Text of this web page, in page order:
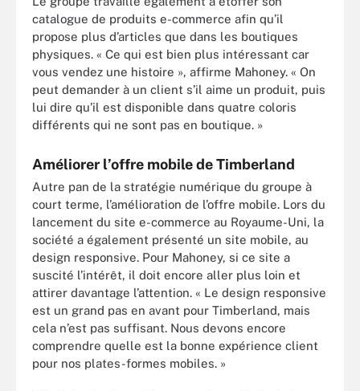
catalogue de produits e-commerce afin qu’il
propose plus d’articles que dans les boutiques
physiques. « Ce qui est bien plus intéressant car
vous vendez une histoire », affirme Mahoney. « On
peut demander à un client s’il aime un produit, puis
lui dire qu’il est disponible dans quatre coloris
différents qui ne sont pas en boutique. »
Améliorer l’offre mobile de Timberland
Autre pan de la stratégie numérique du groupe à
court terme, l’amélioration de l’offre mobile. Lors du
lancement du site e-commerce au Royaume-Uni, la
société a également présenté un site mobile, au
design responsive. Pour Mahoney, si ce site a
suscité l’intérêt, il doit encore aller plus loin et
attirer davantage l’attention. « Le design responsive
est un grand pas en avant pour Timberland, mais
cela n’est pas suffisant. Nous devons encore
comprendre quelle est la bonne expérience client
pour nos plates-formes mobiles. »